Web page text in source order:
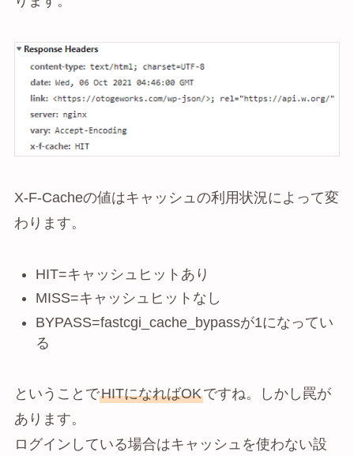
X-F-Cacheの値はキャッシュの利用状況によって変
わります。
HIT=キャッシュヒットあり
MISS=キャッシュヒットなし
BYPASS=fastcgi_cache_bypassが1になってい
る
ということでHITになればOKですね。しかし罠が
あります。
ログインしている場合はキャッシュを使わない設